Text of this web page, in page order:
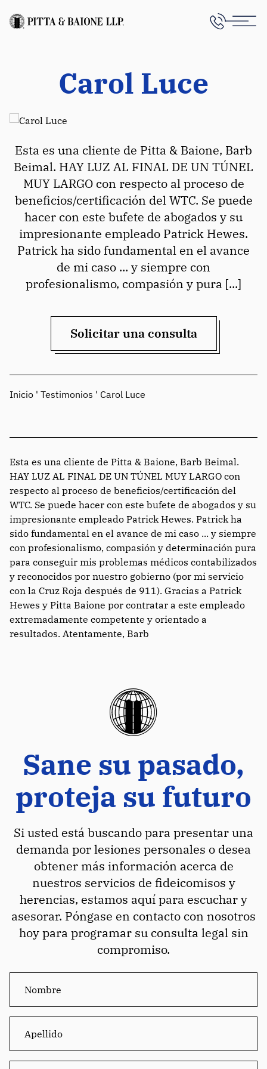
Carol Luce
Esta es una cliente de Pitta & Baione, Barb
Beimal. HAY LUZ AL FINAL DE UN TÚNEL
MUY LARGO con respecto al proceso de
beneficios/certificación del WTC. Se puede
hacer con este bufete de abogados y su
impresionante empleado Patrick Hewes.
Patrick ha sido fundamental en el avance
de mi caso ... y siempre con
profesionalismo, compasión y pura [...]
Solicitar una consulta
Inicio ' Testimonios ' Carol Luce
Esta es una cliente de Pitta & Baione, Barb Beimal.
HAY LUZ AL FINAL DE UN TÚNEL MUY LARGO con
respecto al proceso de beneficios/certificación del
WTC. Se puede hacer con este bufete de abogados y su
impresionante empleado Patrick Hewes. Patrick ha
sido fundamental en el avance de mi caso ... y siempre
con profesionalismo, compasión y determinación pura
para conseguir mis problemas médicos contabilizados
y reconocidos por nuestro gobierno (por mi servicio
con la Cruz Roja después de 911). Gracias a Patrick
Hewes y Pitta Baione por contratar a este empleado
extremadamente competente y orientado a
resultados. Atentamente, Barb
Sane su pasado,
proteja su futuro
Si usted está buscando para presentar una
demanda por lesiones personales o desea
obtener más información acerca de
nuestros servicios de fideicomisos y
herencias, estamos aquí para escuchar y
asesorar. Póngase en contacto con nosotros
hoy para programar su consulta legal sin
compromiso.